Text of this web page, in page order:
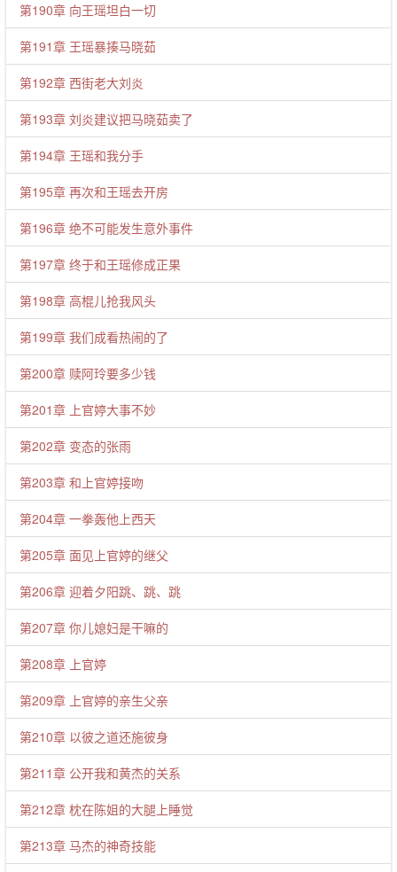
第190章 向王瑶坦白一切
第191章 王瑶暴揍马晓茹
第192章 西街老大刘炎
第193章 刘炎建议把马晓茹卖了
第194章 王瑶和我分手
第195章 再次和王瑶去开房
第196章 绝不可能发生意外事件
第197章 终于和王瑶修成正果
第198章 高棍儿抢我风头
第199章 我们成看热闹的了
第200章 赎阿玲要多少钱
第201章 上官婷大事不妙
第202章 变态的张雨
第203章 和上官婷接吻
第204章 一拳轰他上西天
第205章 面见上官婷的继父
第206章 迎着夕阳跳、跳、跳
第207章 你儿媳妇是干嘛的
第208章 上官婷
第209章 上官婷的亲生父亲
第210章 以彼之道还施彼身
第211章 公开我和黄杰的关系
第212章 枕在陈姐的大腿上睡觉
第213章 马杰的神奇技能